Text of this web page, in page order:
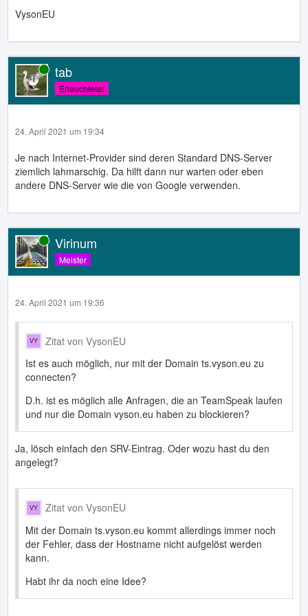
VysonEU
tab
Online
Erleuchteter
24. April 2021 um 19:34
Je nach Internet-Provider sind deren Standard DNS-Server
ziemlich lahmarschig. Da hilft dann nur warten oder eben
andere DNS-Server wie die von Google verwenden.
Virinum
Online
Meister
24. April 2021 um 19:36
Zitat von VysonEU
Ist es auch möglich, nur mit der Domain ts.vyson.eu zu
connecten?
D.h. ist es möglich alle Anfragen, die an TeamSpeak laufen
und nur die Domain vyson.eu haben zu blockieren?
Ja, lösch einfach den SRV-Eintrag. Oder wozu hast du den
angelegt?
Zitat von VysonEU
Mit der Domain ts.vyson.eu kommt allerdings immer noch
der Fehler, dass der Hostname nicht aufgelöst werden
kann.
Habt ihr da noch eine Idee?